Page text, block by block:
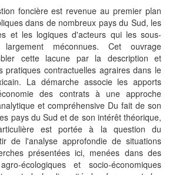
foncière est revenue au premier plan
dans de nombreux pays du Sud, les
et les logiques d'acteurs qui les sous-
méconnues. Cet ouvrage
cette lacune par la description et
pratiques contractuelles agraires dans le
La démarche associe les apports
des contrats à une approche
et compréhensive Du fait de son
pays du Sud et de son intérêt théorique,
est portée à la question du
de l'analyse approfondie de situations
présentées ici, menées dans des
écologiques et socio-économiques